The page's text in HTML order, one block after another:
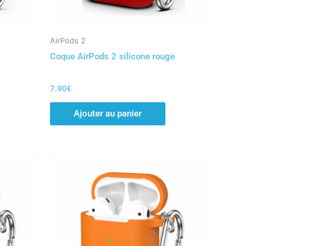
AirPods 2
Coque AirPods 2 silicone rouge
7.90€
Ajouter au panier